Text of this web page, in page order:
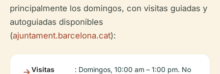
principalmente los domingos, con visitas guiadas y
autoguiadas disponibles
(ajuntament.barcelona.cat):
Visitas
: Domingos, 10:00 am – 1:00 pm. No